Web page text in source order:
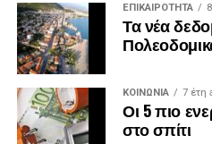
ΕΠΙΚΑΙΡΟΤΗΤΑ
Τα νέα
ΚΟΙΝΩΝΙΑ 7 έτη
Οι 5 πιο
στο σπίτι